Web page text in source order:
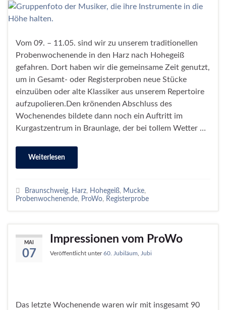
Vom 09. – 11.05. sind wir zu unserem traditionellen
Probenwochenende in den Harz nach Hohegeiß
gefahren. Dort haben wir die gemeinsame Zeit genutzt,
um in Gesamt- oder Registerproben neue Stücke
einzuüben oder alte Klassiker aus unserem Repertoire
aufzupolieren.Den krönenden Abschluss des
Wochenendes bildete dann noch ein Auftritt im
Kurgastzentrum in Braunlage, der bei tollem Wetter …
Weiterlesen
Braunschweig, Harz, Hohegeiß, Mucke,
Probenwochenende, ProWo, Registerprobe
MAI
07
Impressionen vom ProWo
Veröffentlicht unter60. Jubiläum Jubi
Das letzte Wochenende waren wir mit insgesamt 90